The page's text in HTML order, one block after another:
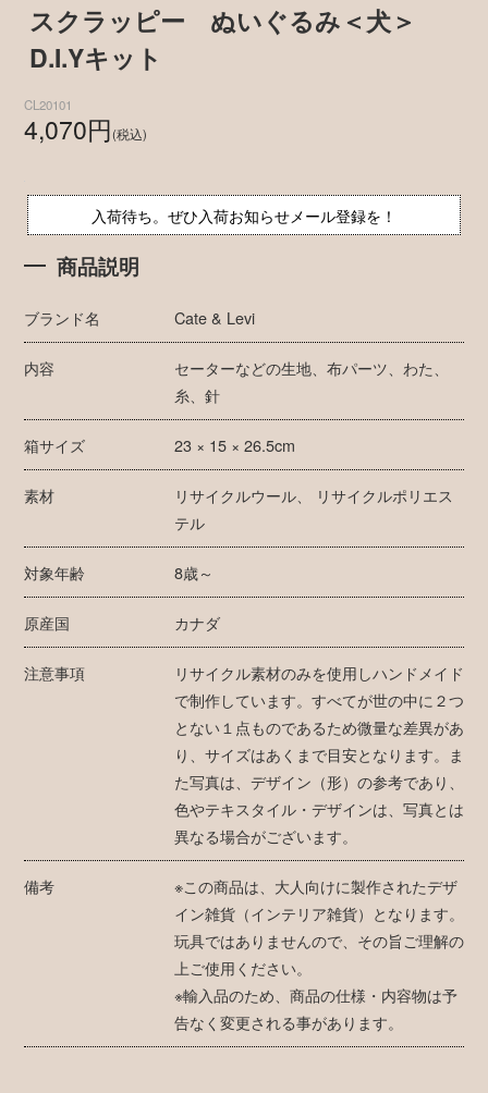
スクラッピー ぬいぐるみ＜犬＞
D.I.Yキット
CL20101
4,070円(税込)
入荷待ち。ぜひ入荷お知らせメール登録を！
商品説明
ブランド名 Cate & Levi
内容
セーターなどの生地、布パーツ、わた、
糸、針
箱サイズ 23 × 15 × 26.5cm
素材
リサイクルウール、 リサイクルポリエス
テル
対象年齢 8歳～
原産国 カナダ
注意事項
リサイクル素材のみを使用しハンドメイド
で制作しています。すべてが世の中に２つ
とない１点ものであるため微量な差異があ
り、サイズはあくまで目安となります。ま
た写真は、デザイン（形）の参考であり、
色やテキスタイル・デザインは、写真とは
異なる場合がございます。
備考
※この商品は、大人向けに製作されたデザ
イン雑貨（インテリア雑貨）となります。
玩具ではありませんので、その旨ご理解の
上ご使用ください。
※輸入品のため、商品の仕様・内容物は予
告なく変更される事があります。